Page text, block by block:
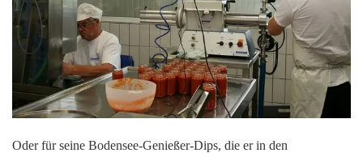
Oder für seine Bodensee-Genießer-Dips, die er in den